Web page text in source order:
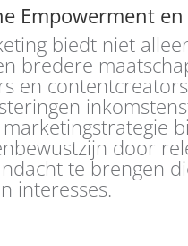
Empowerment
biedt niet
bredere
en
door
te brengen
interesses.